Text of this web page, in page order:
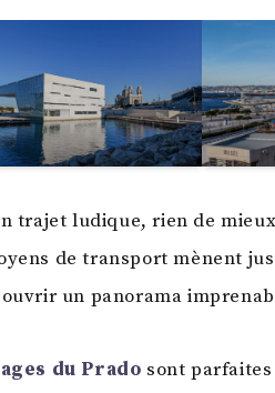
trajet ludique, rien de mieux
de transport mènent
un panorama
du Prado sont